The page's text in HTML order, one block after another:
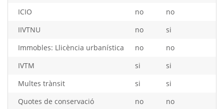
ICIO
no
no
IIVTNU
no
si
Immobles: Llicència urbanística
no
no
IVTM
si
si
Multes trànsit
si
si
Quotes de conservació
no no